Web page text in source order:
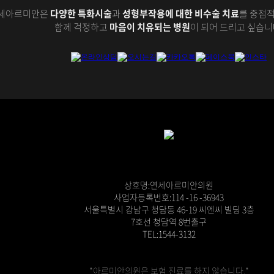
아르미안은 다양한 특화시술과성형부작용에 대한 비수술 치료를 중점
함께 걱정하고 마음이 치유되는 병원이 되어 드리고 싶습
상호명:연세아르미안의원
사업자등록번호:114 -16 -36943
서울특별시 강남구 청담동 46-19 씨엔씨 빌딩 3층
7호선 청담역 8번출구
TEL:1544-3132
*아르미안의원은 보험 진료를 하지 않습니다.*